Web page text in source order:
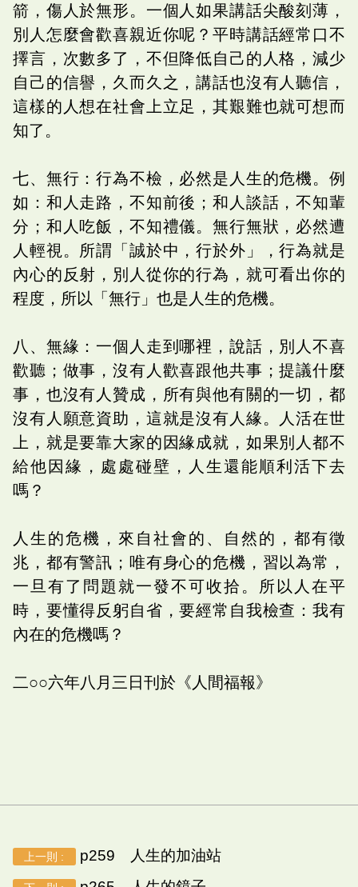
箭，傷人於無形。一個人如果講話尖酸刻薄，
別人怎麼會歡喜親近你呢？平時講話經常口不
擇言，次數多了，不但降低自己的人格，減少
自己的信譽，久而久之，講話也沒有人聽信，
這樣的人想在社會上立足，其艱難也就可想而
知了。
七、無行：行為不檢，必然是人生的危機。例
如：和人走路，不知前後；和人談話，不知輩
分；和人吃飯，不知禮儀。無行無狀，必然遭
人輕視。所謂「誠於中，行於外」，行為就是
內心的反射，別人從你的行為，就可看出你的
程度，所以「無行」也是人生的危機。
八、無緣：一個人走到哪裡，說話，別人不喜
歡聽；做事，沒有人歡喜跟他共事；提議什麼
事，也沒有人贊成，所有與他有關的一切，都
沒有人願意資助，這就是沒有人緣。人活在世
上，就是要靠大家的因緣成就，如果別人都不
給他因緣，處處碰壁，人生還能順利活下去
嗎？
人生的危機，來自社會的、自然的，都有徵
兆，都有警訊；唯有身心的危機，習以為常，
一旦有了問題就一發不可收拾。所以人在平
時，要懂得反躬自省，要經常自我檢查：我有
內在的危機嗎？
二○○六年八月三日刊於《人間福報》
上一則 : p259 人生的加油站